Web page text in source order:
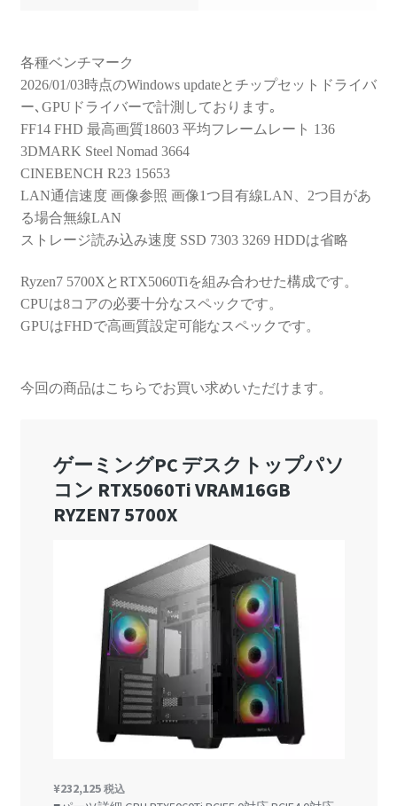
各種ベンチマーク
2026/01/03時点のWindows updateとチップセットドライバ
ー､GPUドライバーで計測しております｡
FF14 FHD 最高画質18603 平均フレームレート 136
3DMARK Steel Nomad 3664
CINEBENCH R23 15653
LAN通信速度 画像参照 画像1つ目有線LAN、2つ目があ
る場合無線LAN
ストレージ読み込み速度 SSD 7303 3269 HDDは省略
Ryzen7 5700XとRTX5060Tiを組み合わせた構成です。
CPUは8コアの必要十分なスペックです。
GPUはFHDで高画質設定可能なスペックです。
今回の商品はこちらでお買い求めいただけます。